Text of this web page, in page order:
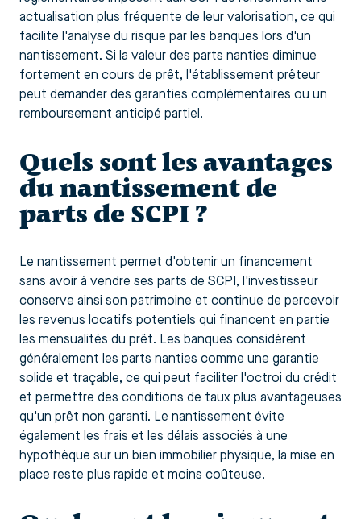
actualisation plus fréquente de leur valorisation, ce qui
facilite l'analyse du risque par les banques lors d'un
nantissement. Si la valeur des parts nanties diminue
fortement en cours de prêt, l'établissement prêteur
peut demander des garanties complémentaires ou un
remboursement anticipé partiel.
Quels sont les avantages
du nantissement de
parts de SCPI ?
Le nantissement permet d'obtenir un financement
sans avoir à vendre ses parts de SCPI, l'investisseur
conserve ainsi son patrimoine et continue de percevoir
les revenus locatifs potentiels qui financent en partie
les mensualités du prêt. Les banques considèrent
généralement les parts nanties comme une garantie
solide et traçable, ce qui peut faciliter l'octroi du crédit
et permettre des conditions de taux plus avantageuses
qu'un prêt non garanti. Le nantissement évite
également les frais et les délais associés à une
hypothèque sur un bien immobilier physique, la mise en
place reste plus rapide et moins coûteuse.